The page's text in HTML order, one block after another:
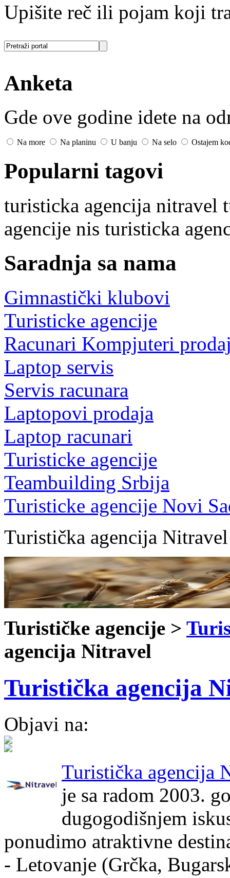
Upišite reč ili pojam koji
Anketa
Gde ove godine idete na
Na more Na planinu U banju Na selo Ostajem
Popularni tagovi
turisticka agencija nitravel
agencije nis turisticka
Saradnja sa nama
Gimnastički klubovi
Turisticke agencije
Racunari Kompjuteri
Laptop servis
Servis racunara
Laptopovi prodaja
Laptop racunari
Turisticke agencije
Teambuilding Srbija
Turisticke agencije Novi
Turistička agencija Nitravel
Turističke agencije >
agencija Nitravel
Turistička agencija
Objavi na:
Turistička agencija
je sa radom 2003.
dugogodišnjem
ponudimo atraktivne
- Letovanje (Grčka,